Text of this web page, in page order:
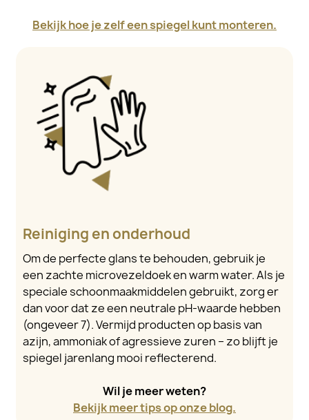
Bekijk hoe je zelf een spiegel kunt monteren.
Reiniging en onderhoud
Om de perfecte glans te behouden, gebruik je
een zachte microvezeldoek en warm water. Als je
speciale schoonmaakmiddelen gebruikt, zorg er
dan voor dat ze een neutrale pH-waarde hebben
(ongeveer 7). Vermijd producten op basis van
azijn, ammoniak of agressieve zuren – zo blijft je
spiegel jarenlang mooi reflecterend.
Wil je meer weten?
Bekijk meer tips op onze blog.